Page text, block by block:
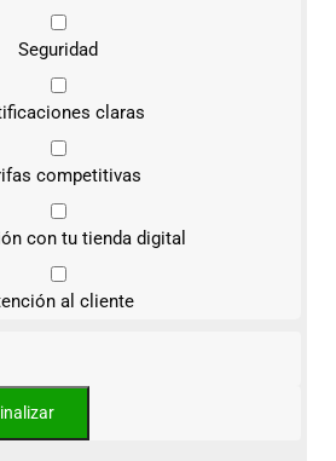
Seguridad
claras
competitivas
con tu tienda digital
al cliente